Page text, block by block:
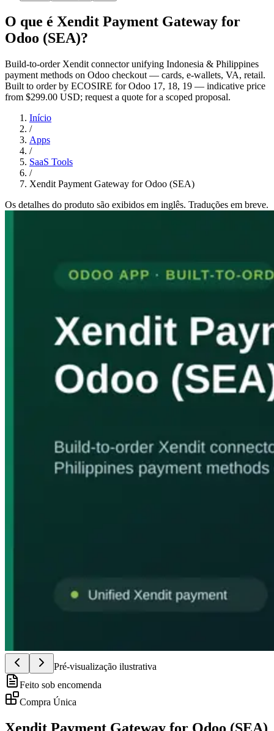
O que é Xendit Payment Gateway for
Odoo (SEA)?
Build-to-order Xendit connector unifying Indonesia & Philippines
payment methods on Odoo checkout — cards, e-wallets, VA, retail.
Built to order by ECOSIRE for Odoo 17, 18, 19 — indicative price
from $299.00 USD; request a quote for a scoped proposal.
Início
/
Apps
/
SaaS Tools
/
Xendit Payment Gateway for Odoo (SEA)
Os detalhes do produto são exibidos em inglês. Traduções em breve.
Pré-visualização ilustrativa
Feito sob encomenda
Compra Única
Xendit Payment Gateway for Odoo (SEA)